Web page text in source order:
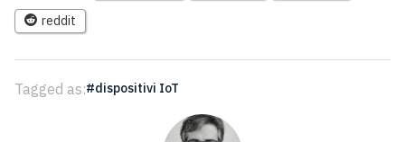
reddit
Tagged as: dispositivi IoT